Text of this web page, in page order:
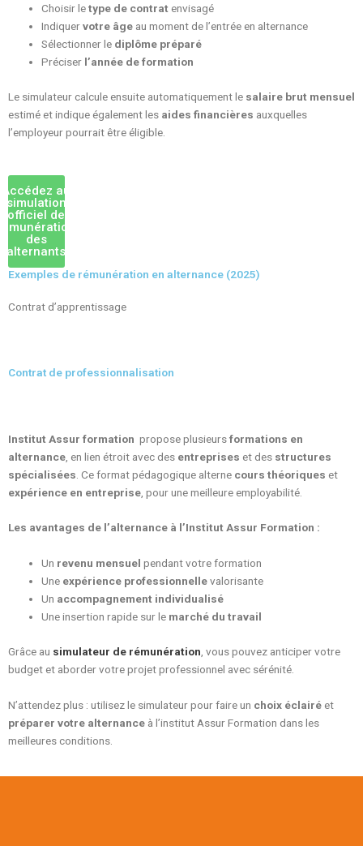
Choisir letype de contratenvisagé
Indiquervotre âge au moment de l’entrée en alternance
Sélectionner le diplôme préparé
Préciser l’année de formation
Le simulateur calcule ensuite automatiquement le salaire brut mensuel
estimé et indique également les aides financières auxquelles
l’employeur pourrait être éligible.
Accédez au
simulation
officiel de
des
alternants
Exemples de rémunération en alternance (2025)
Contrat d’apprentissage
Contrat de professionnalisation
Institut Assur formation propose plusieursformations en
alternance , en lien étroit avec des entreprises et des structures
spécialisées . Ce format pédagogique alterne cours théoriques et
expérience en entreprise , pour une meilleure employabilité.
Les avantages de l’alternance à l’Institut Assur Formation :
Un revenu mensuel pendant votre formation
Une expérience professionnellevalorisante
Un accompagnement individualisé
Une insertion rapide sur le marché du travail
Grâce au simulateur de rémunération , vous pouvez anticiper votre
budget et aborder votre projet professionnel avec sérénité.
N’attendez plus : utilisez le simulateur pour faire un choix éclairéet
préparer votre alternance à l’institut Assur Formation dans les
meilleures conditions.